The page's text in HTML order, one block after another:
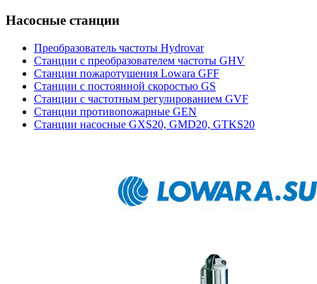
Насосные станции
Преобразователь частоты Hydrovar
Станции с преобразователем частоты GHV
Станции пожаротушения Lowara GFF
Станции с постоянной скоростью GS
Станции с частотным регулированием GVF
Станции противопожарные GEN
Станции насосные GXS20, GMD20, GTKS20